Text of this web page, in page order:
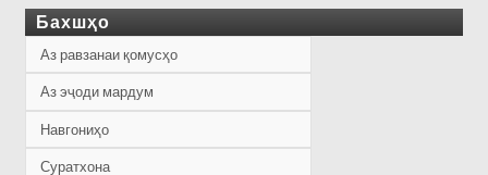
Бахшҳо
Аз равзанаи қомусҳо
Аз эҷоди мардум
Навгониҳо
Суратхона